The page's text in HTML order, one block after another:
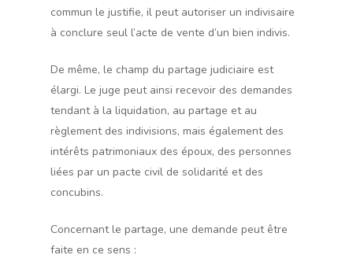
commun le justifie, il peut autoriser un indivisaire
à conclure seul l’acte de vente d’un bien indivis.
De même, le champ du partage judiciaire est
élargi. Le juge peut ainsi recevoir des demandes
tendant à la liquidation, au partage et au
règlement des indivisions, mais également des
intérêts patrimoniaux des époux, des personnes
liées par un pacte civil de solidarité et des
concubins.
Concernant le partage, une demande peut être
faite en ce sens :